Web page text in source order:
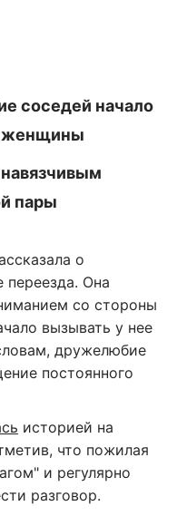
соседей начало
женщины
пары
о
переезда. Она
со стороны
вызывать у нее
дружелюбие
постоянного
историей на
что пожилая
и регулярно
разговор.